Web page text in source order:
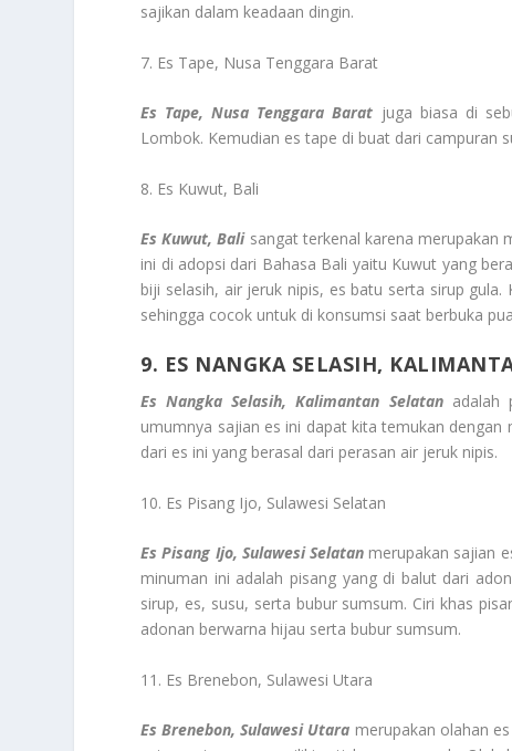
sajikan dalam keadaan dingin.
7. Es Tape, Nusa Tenggara Barat
Es Tape, Nusa Tenggara Barat juga biasa di
Lombok. Kemudian es tape di buat dari campuran
8. Es Kuwut, Bali
Es Kuwut, Balisangat terkenal karena merupakan
ini di adopsi dari Bahasa Bali yaitu Kuwut yang
biji selasih, air jeruk nipis, es batu serta sirup
sehingga cocok untuk di konsumsi saat berbuka
9. ES NANGKA SELASIH,
Es Nangka Selasih, Kalimantan Selatanadalah
umumnya sajian es ini dapat kita temukan
dari es ini yang berasal dari perasan air jeruk nipis.
10. Es Pisang Ijo, Sulawesi Selatan
Es Pisang Ijo, Sulawesi Selatanmerupakan sajian
minuman ini adalah pisang yang di balut dari
sirup, es, susu, serta bubur sumsum. Ciri khas
adonan berwarna hijau serta bubur sumsum.
11. Es Brenebon, Sulawesi Utara
Es Brenebon, Sulawesi Utara merupakan olahan